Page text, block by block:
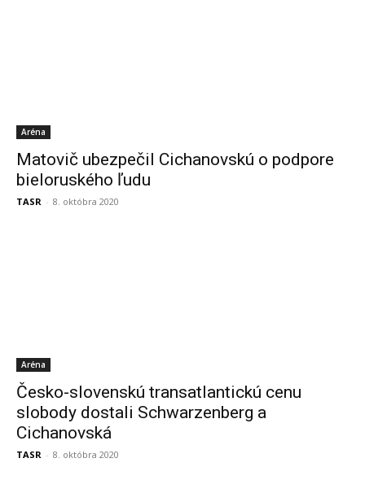
Aréna
Matovič ubezpečil Cichanovskú o podpore
bieloruského ľudu
TASR - 8. októbra 2020
Aréna
Česko-slovenskú transatlantickú cenu
slobody dostali Schwarzenberg a
Cichanovská
TASR - 8. októbra 2020